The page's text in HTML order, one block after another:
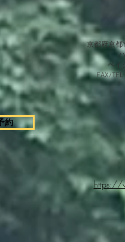
京都府京都
ベイ
FAX/TEL
約
https://